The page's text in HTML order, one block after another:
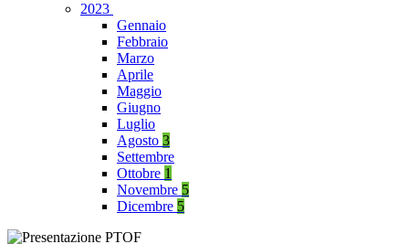
2023
Gennaio
Febbraio
Marzo
Aprile
Maggio
Giugno
Luglio
Agosto 3
Settembre
Ottobre 1
Novembre 5
Dicembre 5